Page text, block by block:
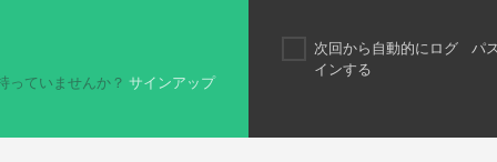
っていませんか？ サインアップ
次回から自動的にログ
インする
パ